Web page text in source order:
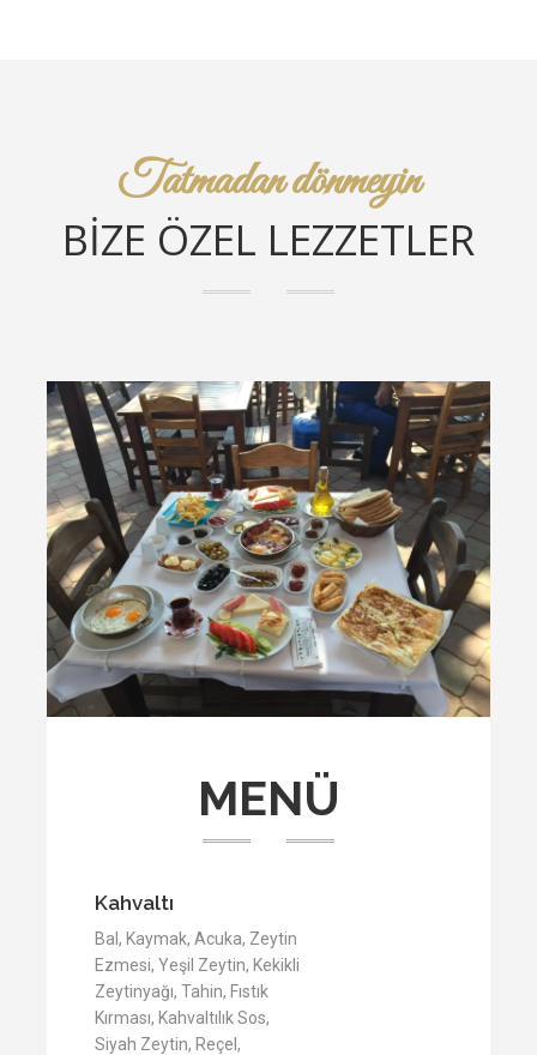
Tatmadan dönmeyin
BİZE ÖZEL LEZZETLER
MENÜ
Kahvaltı
Bal, Kaymak, Acuka, Zeytin
Ezmesi, Yeşil Zeytin, Kekikli
Zeytinyağı, Tahin, Fıstık
Kırması, Kahvaltılık Sos,
Siyah Zeytin, Reçel,